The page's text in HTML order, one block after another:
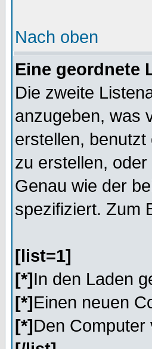
Nach oben
Eine geordnete
Die zweite
anzugeben, was
erstellen, benutzt
zu erstellen,
Genau wie der
spezifiziert. Zum
[list=1]
[*]In den Laden
[*]Einen neuen
[*]Den